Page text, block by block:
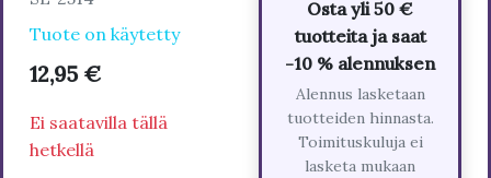
Tuote on käytetty
12,95 €
Ei saatavilla tällä
hetkellä
Osta yli 50 €
tuotteita ja saat
-10 % alennuksen
Alennus lasketaan
tuotteiden hinnasta.
Toimituskuluja ei
lasketa mukaan